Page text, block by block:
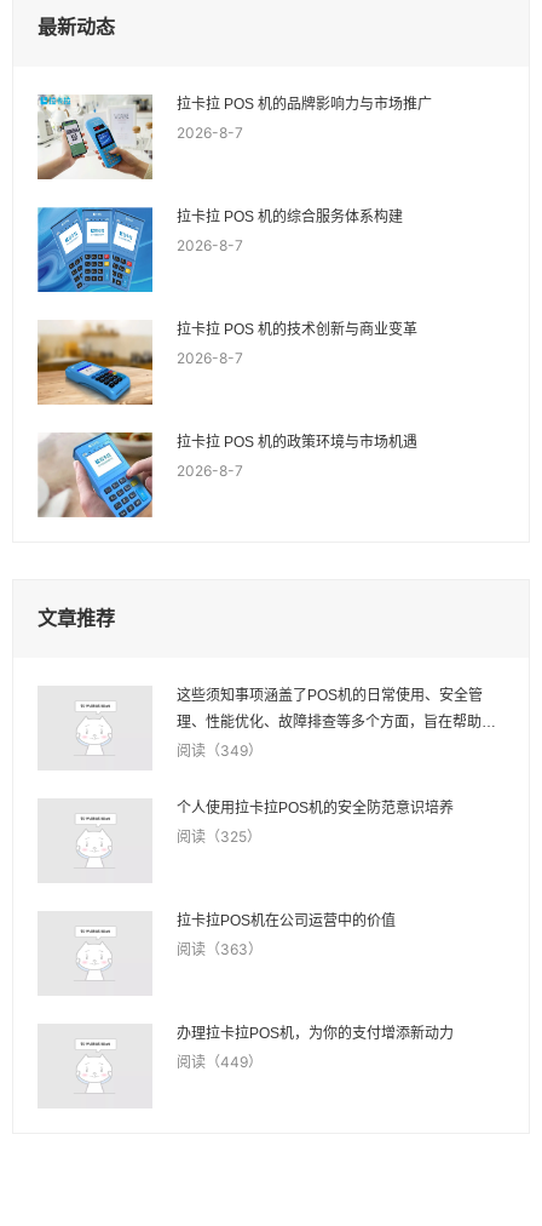
最新动态
拉卡拉 POS 机的品牌影响力与市场推广
2026-8-7
拉卡拉 POS 机的综合服务体系构建
2026-8-7
拉卡拉 POS 机的技术创新与商业变革
2026-8-7
拉卡拉 POS 机的政策环境与市场机遇
2026-8-7
文章推荐
这些须知事项涵盖了POS机的日常使用、安全管
理、性能优化、故障排查等多个方面，旨在帮助用
户全面了解和高效使用拉卡拉POS机。
阅读（349）
个人使用拉卡拉POS机的安全防范意识培养
阅读（325）
拉卡拉POS机在公司运营中的价值
阅读（363）
办理拉卡拉POS机，为你的支付增添新动力
阅读（449）